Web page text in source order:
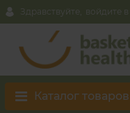
Здравствуйте, войдите
Каталог товаров